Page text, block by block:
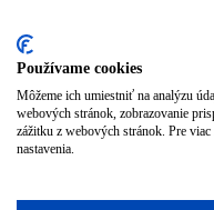
Aromaterapia
Homeopatia
Individuálna a
Numerológia –
Používame cookies
Môžeme ich umiestniť na analýzu
webových stránok, zobrazovanie
zážitku z webových stránok. Pre
nastavenia.